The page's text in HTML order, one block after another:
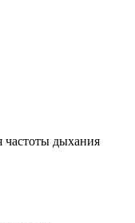
частоты дыхания